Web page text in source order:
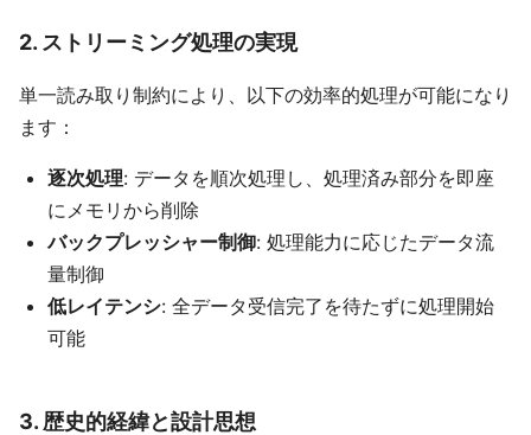
2. ストリーミング処理の実現
単一読み取り制約により、以下の効率的処理が可能になり
ます：
逐次処理: データを順次処理し、処理済み部分を即座
にメモリから削除
バックプレッシャー制御: 処理能力に応じたデータ流
量制御
低レイテンシ: 全データ受信完了を待たずに処理開始
可能
3. 歴史的経緯と設計思想